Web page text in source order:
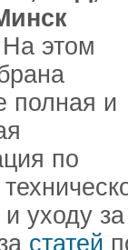
этом
полная и
по
и уходу
статей